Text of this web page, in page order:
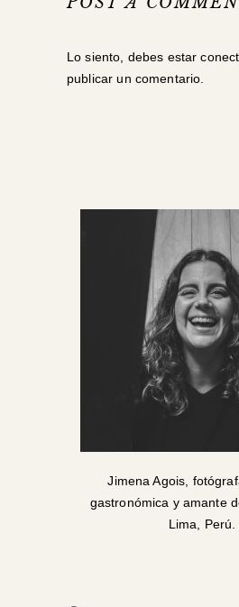
Lo siento, debes estar
publicar un comentario.
Jimena Agois,
gastronómica y amante
Lima, Perú.